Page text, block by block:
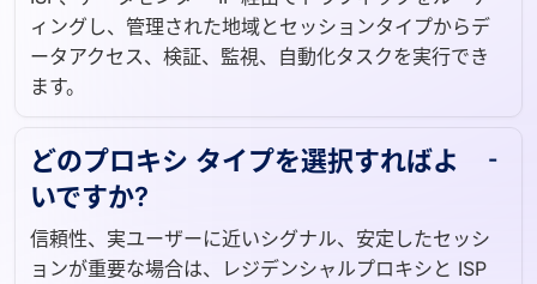
ィングし、管理された地域とセッションタイプからデ
ータアクセス、検証、監視、自動化タスクを実行でき
ます。
どのプロキシ タイプを選択すればよ
いですか?
信頼性、実ユーザーに近いシグナル、安定したセッシ
ョンが重要な場合は、レジデンシャルプロキシと ISP